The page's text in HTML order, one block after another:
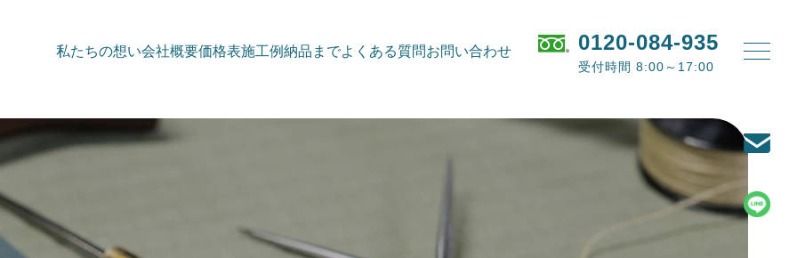
私たちの想い会社概要価格表施工例納品までよくある質問お問い合わせ 0120-084-935
受付時間 8:00～17:00